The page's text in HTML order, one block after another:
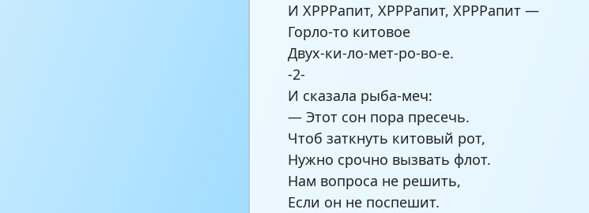
И ХРРРапит, ХРРРапит, ХРРРапит —
Горло-то китовое
Двух-ки-ло-мет-ро-во-е.
-2-
И сказала рыба-меч:
— Этот сон пора пресечь.
Чтоб заткнуть китовый рот,
Нужно срочно вызвать флот.
Нам вопроса не решить,
Если он не поспешит.